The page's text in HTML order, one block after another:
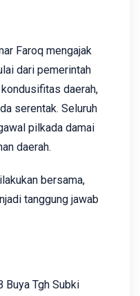
Faroq mengajak
dari pemerintah
daerah,
serentak. Seluruh
pilkada damai
daerah.
bersama,
tanggung jawab
Buya Tgh Subki